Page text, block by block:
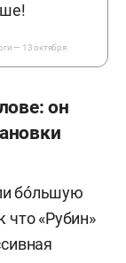
— 13 октября
он
бóльшую
что «Рубин»